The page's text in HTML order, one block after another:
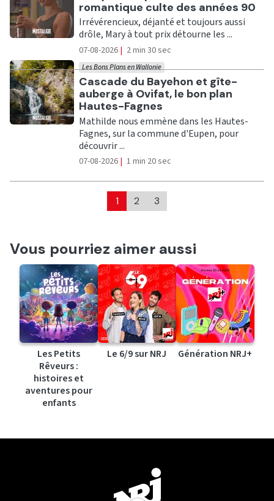
romantique culte des années 90
Irrévérencieux, déjanté et toujours aussi
drôle, Mary à tout prix détourne les ...
07-08-2026 | 2 min 30 sec
Ecouter
Cascade du Bayehon et gîte-
auberge à Ovifat, le bon plan
Hautes-Fagnes
Les Bons Plans en Wallonie
Mathilde nous emmène dans les Hautes-
Fagnes, sur la commune d'Eupen, pour
découvrir ...
07-08-2026 | 1 min 20 sec
1 2 3
Vous pourriez aimer aussi
Les Petits
Rêveurs :
histoires et
aventures pour
enfants
Le 6/9 sur NRJ Génération NRJ+